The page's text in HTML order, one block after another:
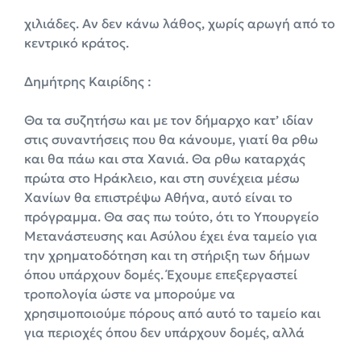
χιλιάδες. Αν δεν κάνω λάθος, χωρίς αρωγή από το
κεντρικό κράτος.
Δημήτρης Καιρίδης :
Θα τα συζητήσω και με τον δήμαρχο κατ’ ιδίαν
στις συναντήσεις που θα κάνουμε, γιατί θα ρθω
και θα πάω και στα Χανιά. Θα ρθω καταρχάς
πρώτα στο Ηράκλειο, και στη συνέχεια μέσω
Χανίων θα επιστρέψω Αθήνα, αυτό είναι το
πρόγραμμα. Θα σας πω τούτο, ότι το Υπουργείο
Μετανάστευσης και Ασύλου έχει ένα ταμείο για
την χρηματοδότηση και τη στήριξη των δήμων
όπου υπάρχουν δομές. Έχουμε επεξεργαστεί
τροπολογία ώστε να μπορούμε να
χρησιμοποιούμε πόρους από αυτό το ταμείο και
για περιοχές όπου δεν υπάρχουν δομές, αλλά